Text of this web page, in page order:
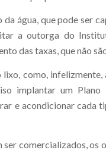
da água, que pode ser
a outorga do
das taxas, que não
como,
implantar um Plano
e acondicionar cada
comercializados, os